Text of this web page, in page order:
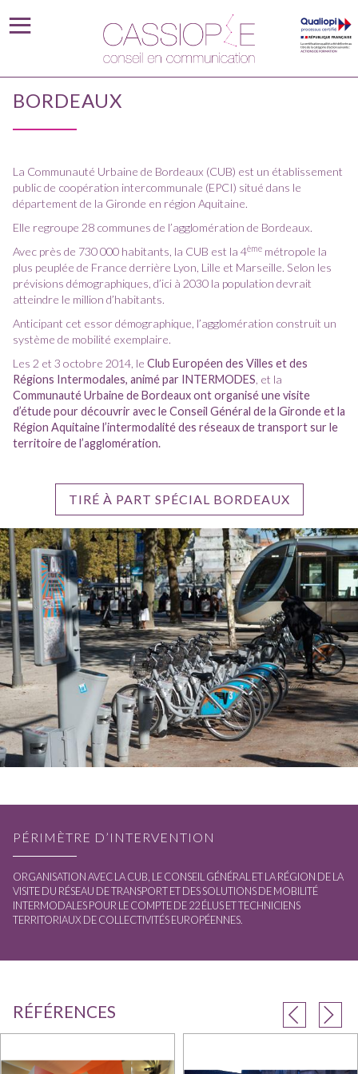
BORDEAUX
La Communauté Urbaine de Bordeaux (CUB) est un établissement
public de coopération intercommunale (EPCI) situé dans le
département de la Gironde en région Aquitaine.
Elle regroupe 28 communes de l’agglomération de Bordeaux.
Avec près de 730 000 habitants, la CUB est la 4ème métropole la
plus peuplée de France derrière Lyon, Lille et Marseille. Selon les
prévisions démographiques, d’ici à 2030 la population devrait
atteindre le million d’habitants.
Anticipant cet essor démographique, l’agglomération construit un
système de mobilité exemplaire.
Les 2 et 3 octobre 2014, le Club Européen des Villes et des
Régions Intermodales, animé par INTERMODES, et la
Communauté Urbaine de Bordeaux ont organisé une visite
d’étude pour découvrir avec le Conseil Général de la Gironde et la
Région Aquitaine l’intermodalité des réseaux de transport sur le
territoire de l’agglomération.
TIRÉ À PART SPÉCIAL BORDEAUX
PÉRIMÈTRE D’INTERVENTION
ORGANISATION AVEC LA CUB, LE CONSEIL GÉNÉRAL ET LA RÉGION DE LA
VISITE DU RÉSEAU DE TRANSPORT ET DES SOLUTIONS DE MOBILITÉ
INTERMODALES POUR LE COMPTE DE 22 ÉLUS ET TECHNICIENS
TERRITORIAUX DE COLLECTIVITÉS EUROPÉENNES.
RÉFÉRENCES